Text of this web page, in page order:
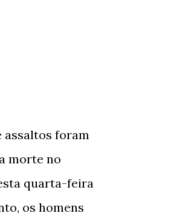
assaltos foram
morte no
quarta-feira
os homens